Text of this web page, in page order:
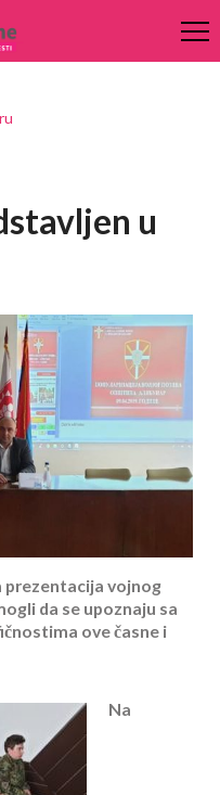
u
prezentacija vojnog
da se upoznaju sa
ove časne i
Na